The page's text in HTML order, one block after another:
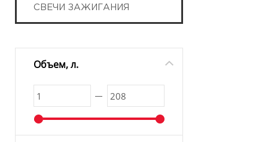
СВЕЧИ ЗАЖИГАНИЯ
Объем, л.